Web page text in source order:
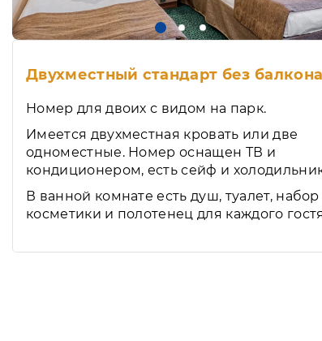
Двухместный стандарт без балкона
Номер для двоих с видом на парк.
Имеется двухместная кровать или две
одноместные. Номер оснащен ТВ и
кондиционером, есть сейф и
В ванной комнате есть душ, туалет, набор
косметики и полотенец для каждого